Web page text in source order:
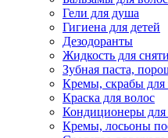
Гели для душа
Гигиена для детей
Дезодоранты
Жидкость для
Зубная паста,
Кремы, скрабы для
Краска для волос
Кондиционеры для
Кремы, лосьоны